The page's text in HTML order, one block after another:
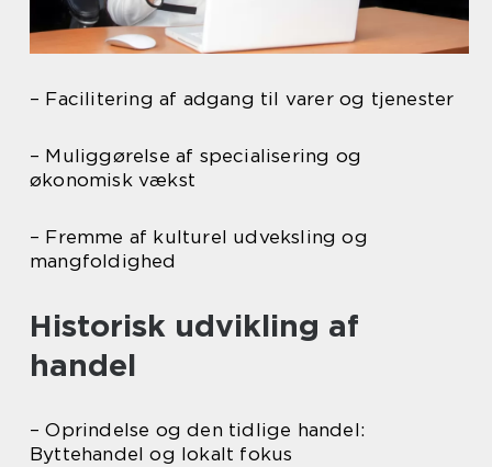
– Facilitering af adgang til varer og tjenester
– Muliggørelse af specialisering og
økonomisk vækst
– Fremme af kulturel udveksling og
mangfoldighed
Historisk udvikling af
handel
– Oprindelse og den tidlige handel:
Byttehandel og lokalt fokus